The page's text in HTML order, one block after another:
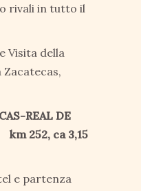
rivali in tutto il
Visita della
Zacatecas,
REAL DE
ca 3,15
e partenza